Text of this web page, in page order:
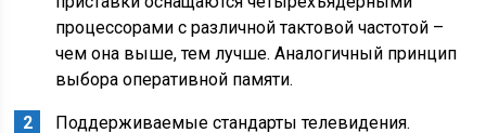
процессорами с различной тактовой частотой –
чем она выше, тем лучше. Аналогичный принцип
выбора оперативной памяти.
Поддерживаемые стандарты телевидения.